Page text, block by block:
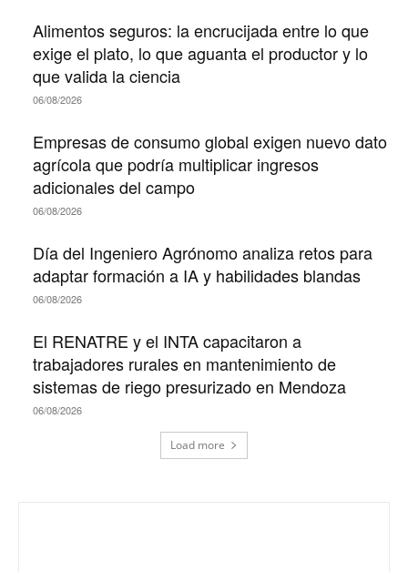
Alimentos seguros: la encrucijada entre lo que
exige el plato, lo que aguanta el productor y lo
que valida la ciencia
06/08/2026
Empresas de consumo global exigen nuevo dato
agrícola que podría multiplicar ingresos
adicionales del campo
06/08/2026
Día del Ingeniero Agrónomo analiza retos para
adaptar formación a IA y habilidades blandas
06/08/2026
El RENATRE y el INTA capacitaron a
trabajadores rurales en mantenimiento de
sistemas de riego presurizado en Mendoza
06/08/2026
Load more